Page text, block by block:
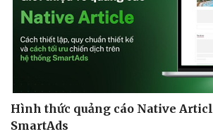
Hình thức quảng cáo Native
SmartAds